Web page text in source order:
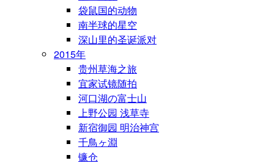
袋鼠国的动物
南半球的星空
深山里的圣诞派对
2015年
贵州草海之旅
宜家试镜随拍
河口湖の富士山
上野公园 浅草寺
新宿御园 明治神宫
千鳥ヶ淵
镰仓